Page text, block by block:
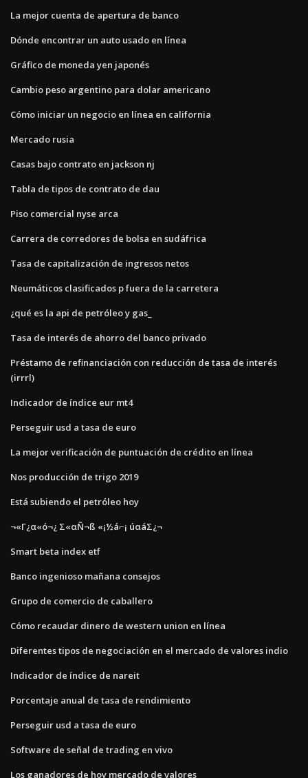
La mejor cuenta de apertura de banco
Dónde encontrar un auto usado en línea
Gráfico de moneda yen japonés
Cambio peso argentino para dolar americano
Cómo iniciar un negocio en línea en california
Mercado rusia
Casas bajo contrato en jackson nj
Tabla de tipos de contrato de dau
Piso comercial nyse arca
Carrera de corredores de bolsa en sudáfrica
Tasa de capitalización de ingresos netos
Neumáticos clasificados p fuera de la carretera
¿qué es la api de petróleo y gas_
Tasa de interés de ahorro del banco privado
Préstamo de refinanciación con reducción de tasa de interés
(irrrl)
Indicador de índice eur mt4
Perseguir usd a tasa de euro
La mejor verificación de puntuación de crédito en línea
Nos producción de trigo 2019
Está subiendo el petróleo hoy
¬«Γ¿α«ó¬¿ Σ«αÑ¬ß «¡½á⌐¡ úαáΣ¿¬
Smart beta index etf
Banco ingenioso mañana consejos
Grupo de comercio de caballero
Cómo recaudar dinero de western union en línea
Diferentes tipos de negociación en el mercado de valores indio
Indicador de índice de nareit
Porcentaje anual de tasa de rendimiento
Perseguir usd a tasa de euro
Software de señal de trading en vivo
Los ganadores de hoy mercado de valores